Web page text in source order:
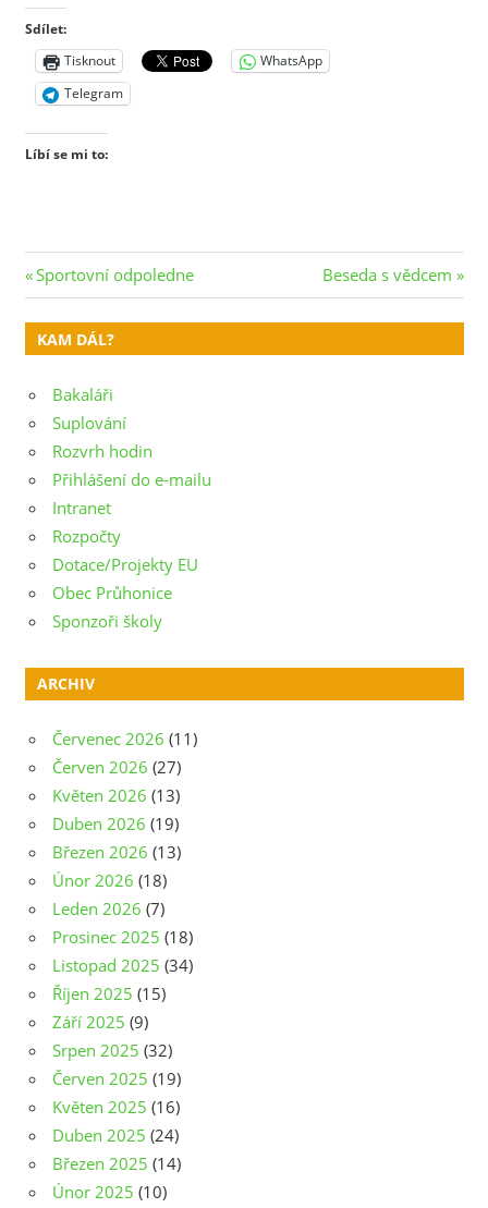
Sdílet:
Tisknout
WhatsApp
Telegram
Líbí se mi to:
Navigace
pro
příspěvek
Previous
Post:
Sportovní odpoledne
Next
Post:
Beseda s vědcem
KAM DÁL?
Bakaláři
Suplování
Rozvrh hodin
Přihlášení do e-mailu
Intranet
Rozpočty
Dotace/Projekty EU
Obec Průhonice
Sponzoři školy
ARCHIV
Červenec 2026 (11)
Červen 2026 (27)
Květen 2026 (13)
Duben 2026 (19)
Březen 2026 (13)
Únor 2026 (18)
Leden 2026 (7)
Prosinec 2025 (18)
Listopad 2025 (34)
Říjen 2025 (15)
Září 2025 (9)
Srpen 2025 (32)
Červen 2025 (19)
Květen 2025 (16)
Duben 2025 (24)
Březen 2025 (14)
Únor 2025 (10)